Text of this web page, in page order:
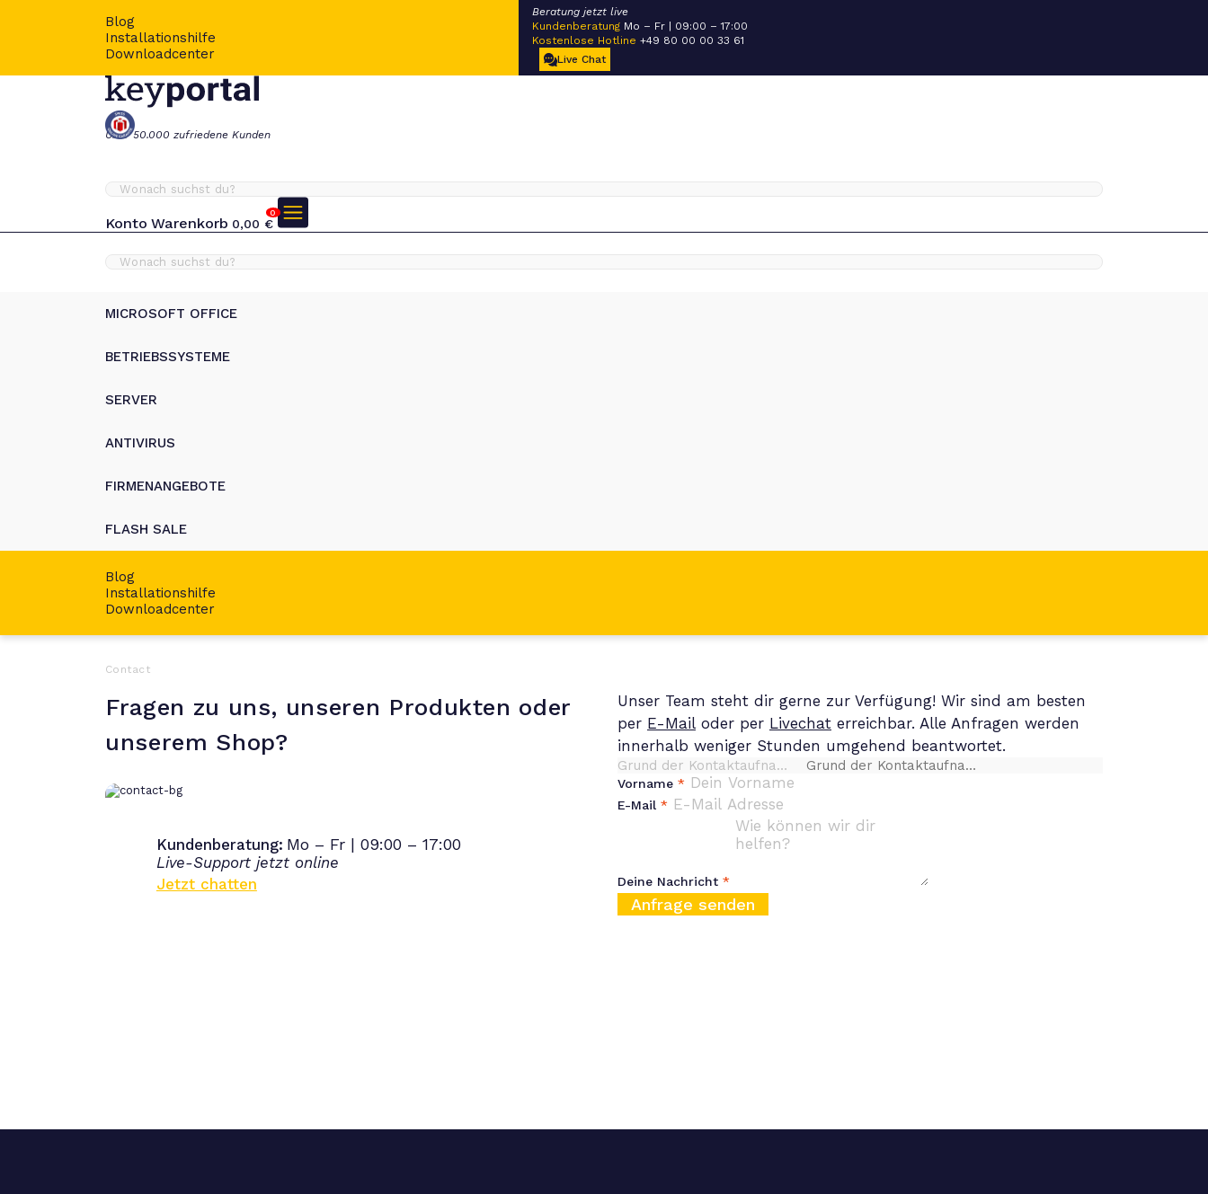
Blog
Installationshilfe
Downloadcenter
Beratung jetzt live
Kundenberatung Mo – Fr | 09:00 – 17:00
Kostenlose Hotline +49 80 00 00 33 61
Live Chat
Über 50.000 zufriedene Kunden
Konto
0
Warenkorb 0,00 €
MICROSOFT OFFICE
BETRIEBSSYSTEME
SERVER
ANTIVIRUS
FIRMENANGEBOTE
FLASH SALE
Blog
Installationshilfe
Downloadcenter
Contact
Fragen zu uns, unseren Produkten oder
unserem Shop?
Kundenberatung: Mo – Fr | 09:00 – 17:00
Live-Support jetzt online
Jetzt chatten
Unser Team steht dir gerne zur Verfügung! Wir sind am besten
per E-Mail oder per Livechat erreichbar. Alle Anfragen werden
innerhalb weniger Stunden umgehend beantwortet.
Vorname *
E-Mail *
Deine Nachricht *
Anfrage senden